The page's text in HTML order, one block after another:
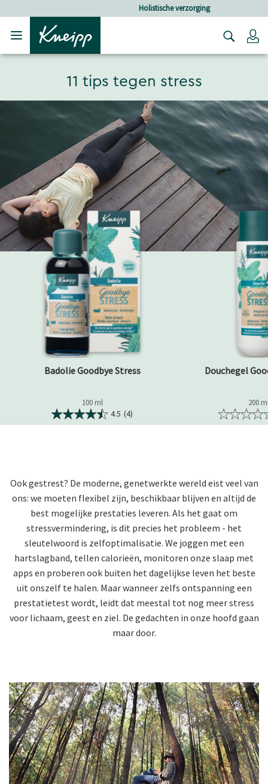
Holistische verzorging
11 tips tegen stress
Badolie Goodbye Stress
100 ml
4.5 (4)
Douchegel
200
Ook gestrest? De moderne, genetwerkte wereld eist veel van
ons: we moeten flexibel zijn, beschikbaar blijven en altijd de
best mogelijke prestaties leveren. Als het gaat om
stressvermindering, is dit precies het probleem - het
sleutelwoord is zelfoptimalisatie. We joggen met een
hartslagband, tellen calorieën, monitoren onze slaap met
apps en proberen ook buiten het dagelijkse leven het beste
uit onszelf te halen. Maar wanneer zelfs ontspanning een
prestatietest wordt, leidt dat meestal tot nog meer stress
voor lichaam, geest en ziel. De gedachten in onze hoofd gaan
maar door.